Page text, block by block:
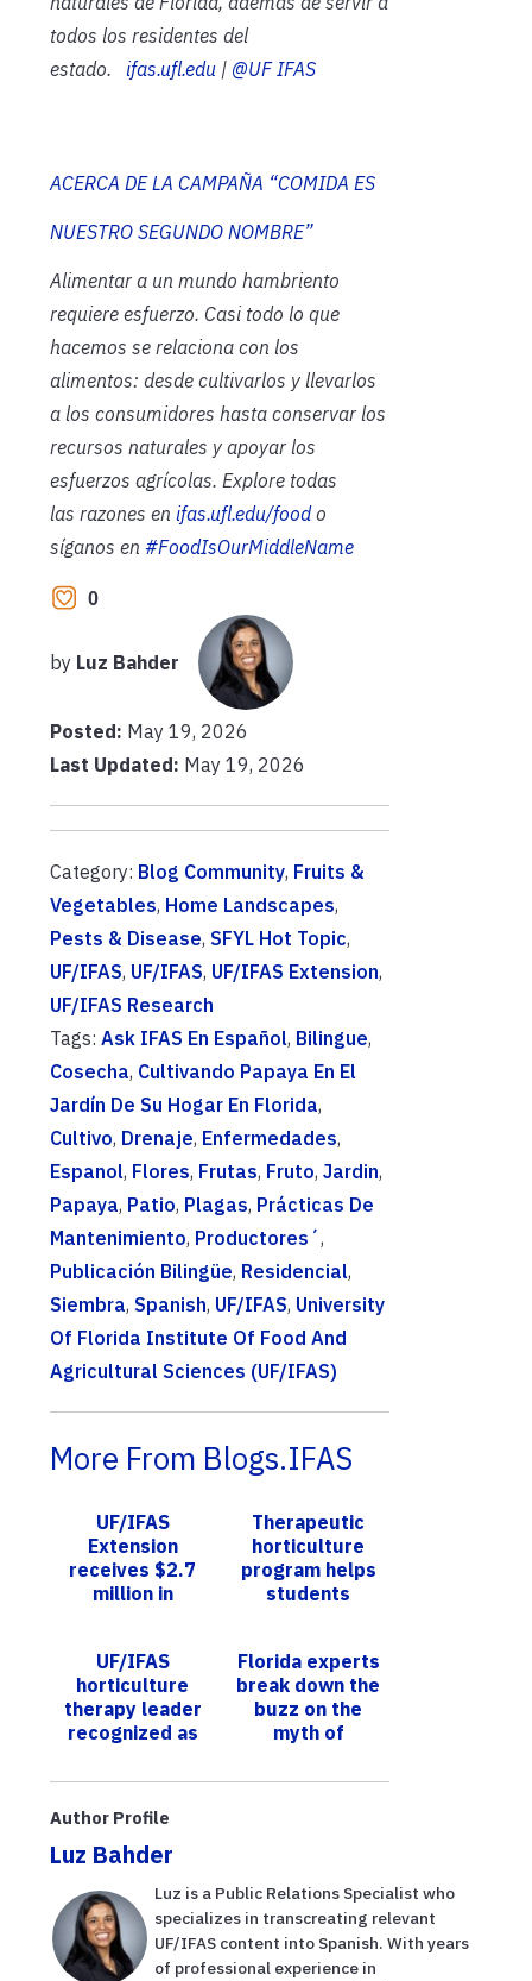
todos los residentes del
estado. ifas.ufl.edu | @UF IFAS
ACERCA DE LA CAMPAÑA “COMIDA ES
NUESTRO SEGUNDO NOMBRE”
Alimentar a un mundo hambriento
requiere esfuerzo. Casi todo lo que
hacemos se relaciona con los
alimentos: desde cultivarlos y llevarlos
a los consumidores hasta conservar los
recursos naturales y apoyar los
esfuerzos agrícolas. Explore todas
las razones en ifas.ufl.edu/food o
síganos en #FoodIsOurMiddleName
0
by Luz Bahder
Posted: May 19, 2026
Last Updated: May 19, 2026
Category: Blog Community, Fruits &
Vegetables, Home Landscapes,
Pests & Disease, SFYL Hot Topic,
UF/IFAS, UF/IFAS, UF/IFAS Extension,
UF/IFAS Research
Tags: Ask IFAS En Español, Bilingue,
Cosecha, Cultivando Papaya En El
Jardín De Su Hogar En Florida,
Cultivo, Drenaje, Enfermedades,
Espanol, Flores, Frutas, Fruto, Jardin,
Papaya, Patio, Plagas, Prácticas De
Mantenimiento, Productores´,
Publicación Bilingüe, Residencial,
Siembra, Spanish, UF/IFAS, University
Of Florida Institute Of Food And
Agricultural Sciences (UF/IFAS)
More From Blogs.IFAS
UF/IFAS
Extension
receives $2.7
million in
upgrade its
technology
infrastructur...
Therapeutic
horticulture
program helps
students
academic
resilience
UF/IFAS
horticulture
therapy leader
recognized as
Educator by
Florida experts
break down the
buzz on the
myth of
repelling plants
Author Profile
Luz Bahder
Luz is a Public Relations Specialist who
specializes in transcreating relevant
UF/IFAS content into Spanish. With years
of professional experience in